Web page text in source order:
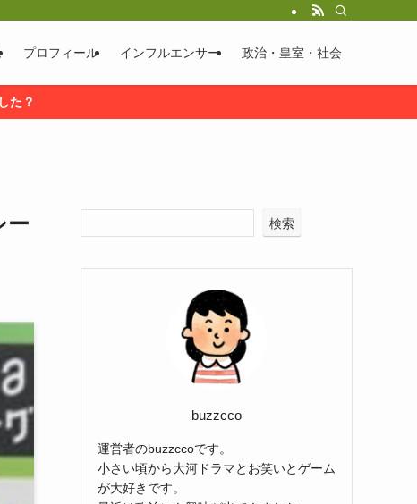
プロフィール インフルエンサー 政治・皇室・社会
た？
ー
検索
buzzcco
運営者のbuzzccoです。
小さい頃から大河ドラマとお笑いとゲーム
が大好きです。